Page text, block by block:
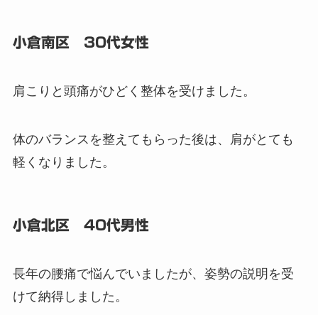
小倉南区 30代女性
肩こりと頭痛がひどく整体を受けました。
体のバランスを整えてもらった後は、肩がとても
軽くなりました。
小倉北区 40代男性
長年の腰痛で悩んでいましたが、姿勢の説明を受
けて納得しました。